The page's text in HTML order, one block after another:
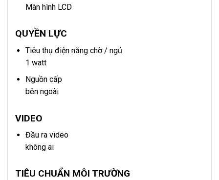
Màn hình LCD
QUYỀN LỰC
Tiêu thụ điện năng chờ / ngủ
1 watt
Nguồn cấp
bên ngoài
VIDEO
Đầu ra video
không ai
TIÊU CHUẨN MÔI TRƯỜNG